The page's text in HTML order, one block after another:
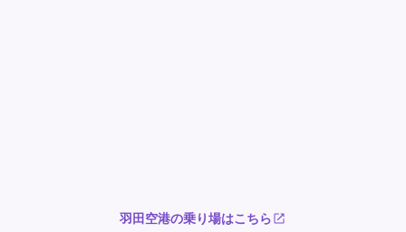
羽田空港の乗り場はこちら